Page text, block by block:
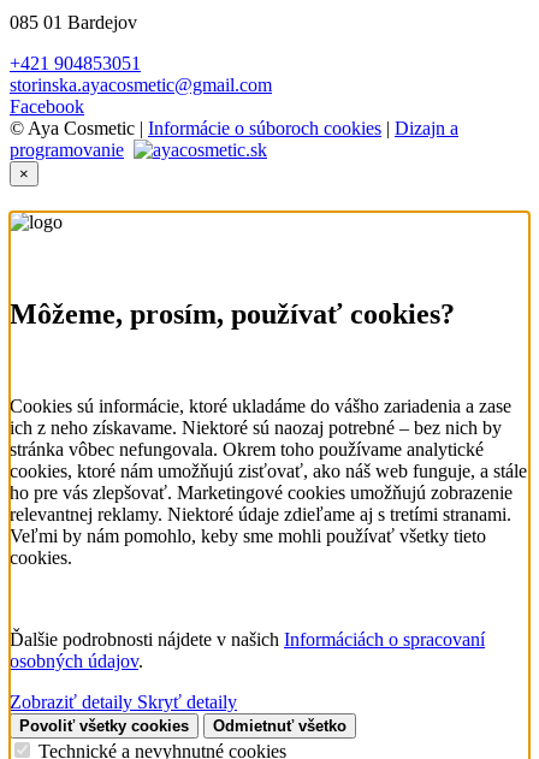
085 01 Bardejov
+421 904853051
storinska.ayacosmetic@gmail.com
Facebook
© Aya Cosmetic | Informácie o súboroch cookies | Dizajn a
programovanie
×
Môžeme, prosím, používať cookies?
Cookies sú informácie, ktoré ukladáme do vášho zariadenia a zase
ich z neho získavame. Niektoré sú naozaj potrebné – bez nich by
stránka vôbec nefungovala. Okrem toho používame analytické
cookies, ktoré nám umožňujú zisťovať, ako náš web funguje, a stále
ho pre vás zlepšovať. Marketingové cookies umožňujú zobrazenie
relevantnej reklamy. Niektoré údaje zdieľame aj s tretími stranami.
Veľmi by nám pomohlo, keby sme mohli používať všetky tieto
cookies.
Ďalšie podrobnosti nájdete v našich Informáciách o spracovaní
osobných údajov.
Zobraziť detaily Skryť detaily
Povoliť všetky cookies Odmietnuť všetko
Technické a nevyhnutné cookies